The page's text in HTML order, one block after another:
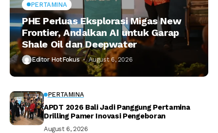
PERTAMINA
PHE Perluas Eksplorasi Migas New
Frontier, Andalkan AI untuk Garap
Shale Oil dan Deepwater
Editor HotFokus August 6, 2026
PERTAMINA
APDT 2026 Bali Jadi Panggung Pertamina
Drilling Pamer Inovasi Pengeboran
August 6, 2026